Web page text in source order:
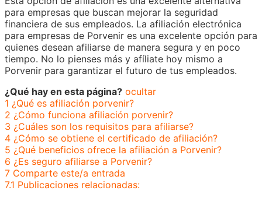
para empresas que buscan mejorar la seguridad
financiera de sus empleados. La afiliación electrónica
para empresas de Porvenir es una excelente opción para
quienes desean afiliarse de manera segura y en poco
tiempo. No lo pienses más y afíliate hoy mismo a
Porvenir para garantizar el futuro de tus empleados.
¿Qué hay en esta página? ocultar
1 ¿Qué es afiliación porvenir?
2 ¿Cómo funciona afiliación porvenir?
3 ¿Cuáles son los requisitos para afiliarse?
4 ¿Cómo se obtiene el certificado de afiliación?
5 ¿Qué beneficios ofrece la afiliación a Porvenir?
6 ¿Es seguro afiliarse a Porvenir?
7 Comparte este/a entrada
7.1 Publicaciones relacionadas: